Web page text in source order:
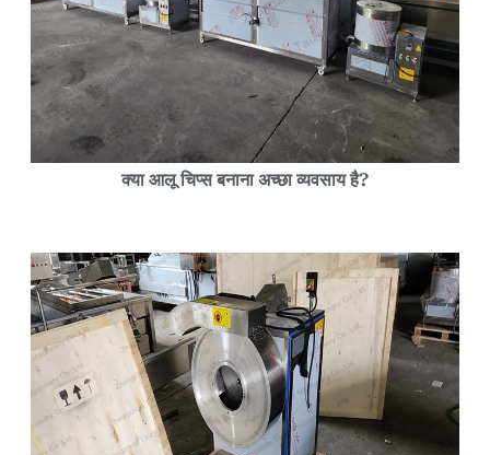
क्या आलू चिप्स बनाना अच्छा व्यवसाय है?